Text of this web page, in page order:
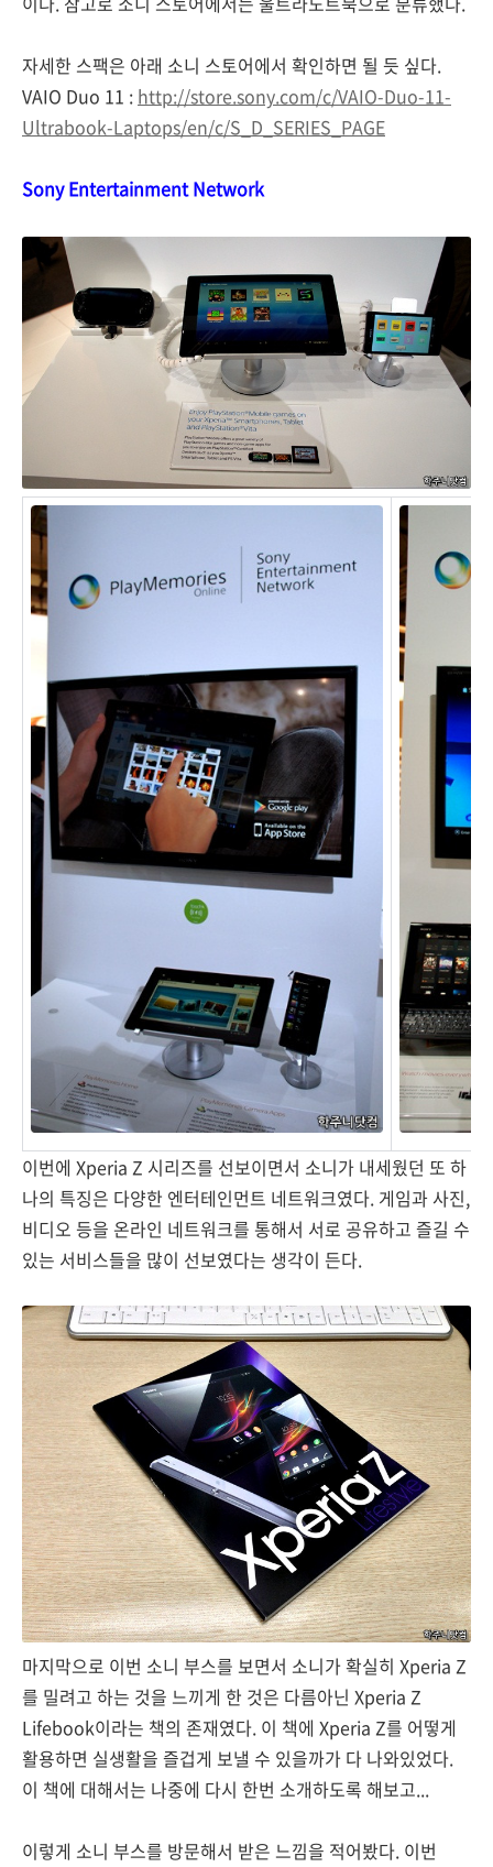
자세한 스팩은 아래 소니 스토어에서 확인하면 될 듯 싶다.
VAIO Duo 11 : http://store.sony.com/c/VAIO-Duo-11-
Ultrabook-Laptops/en/c/S_D_SERIES_PAGE
Sony Entertainment Network
이번에 Xperia Z 시리즈를 선보이면서 소니가 내세웠던 또 하
나의 특징은 다양한 엔터테인먼트 네트워크였다. 게임과 사진,
비디오 등을 온라인 네트워크를 통해서 서로 공유하고 즐길 수
있는 서비스들을 많이 선보였다는 생각이 든다.
마지막으로 이번 소니 부스를 보면서 소니가 확실히 Xperia Z
를 밀려고 하는 것을 느끼게 한 것은 다름아닌 Xperia Z
Lifebook이라는 책의 존재였다. 이 책에 Xperia Z를 어떻게
활용하면 실생활을 즐겁게 보낼 수 있을까가 다 나와있었다.
이 책에 대해서는 나중에 다시 한번 소개하도록 해보고...
이렇게 소니 부스를 방문해서 받은 느낌을 적어봤다. 이번